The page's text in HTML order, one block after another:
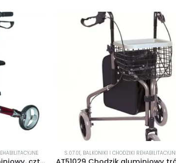
,BALKONIKI I CHODZIKI REHABILITACYJNE S.07.01,BALKONIKI I